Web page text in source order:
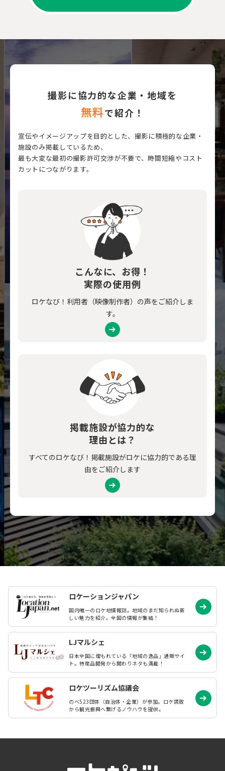
撮影に協力的な企業・地域を
無料で紹介！
宣伝やイメージアップを目的とした、撮影に積極的な企業・
施設のみ掲載しているため、
最も大変な最初の撮影許可交渉が不要で、時間短縮やコスト
カットにつながります。
こんなに、お得！
実際の使用例
ロケなび！利用者（映像制作者）の声をご紹介しま
す。
掲載施設が協力的な
理由とは？
すべてのロケなび！掲載施設がロケに協力的である理
由をご紹介します
ロケーションジャパン
国内唯一のロケ地情報誌。地域のまだ知られぬ新
しい魅力を紹介。全国の情報が集結！
LJマルシェ
日本全国に埋もれている「地域の逸品」通販サイ
ト。特産品開発から関わりネタも満載！
ロケツーリズム協議会
のべ523団体（自治体・企業）が参加。ロケ誘致
から観光振興へ繋げるノウハウを提供。